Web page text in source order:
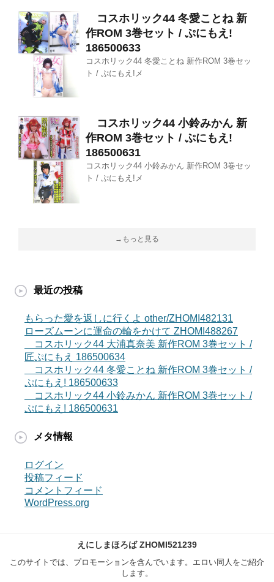
コスホリック44 冬愛ことね 新
作ROM 3巻セット / ぷにもえ!
186500633
コスホリック44 冬愛ことね 新作ROM 3巻セッ
ト / ぷにもえ!メ
コスホリック44 小鈴みかん 新
作ROM 3巻セット / ぷにもえ!
186500631
コスホリック44 小鈴みかん 新作ROM 3巻セッ
ト / ぷにもえ!メ
→もっと見る
最近の投稿
もらった愛を返しに行くよ other/ZHOMI482131
ローズムーンに運命の輪をかけて ZHOMI488267
コスホリック44 大浦真奈美 新作ROM 3巻セット /
匠ぷにもえ 186500634
コスホリック44 冬愛ことね 新作ROM 3巻セット /
ぷにもえ! 186500633
コスホリック44 小鈴みかん 新作ROM 3巻セット /
ぷにもえ! 186500631
メタ情報
ログイン
投稿フィード
コメントフィード
WordPress.org
えにしまほろば ZHOMI521239
このサイトでは、プロモーションを含んでいます。エロい同人をご紹介
します。